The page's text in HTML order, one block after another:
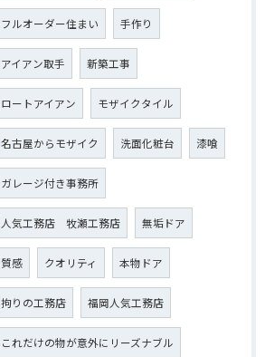
フルオーダー住まい 手作り
アイアン取手 新築工事
ロートアイアン モザイクタイル
名古屋からモザイク 洗面化粧台 漆喰
ガレージ付き事務所
人気工務店 牧瀬工務店 無垢ドア
質感 クオリティ 本物ドア
拘りの工務店 福岡人気工務店
これだけの物が意外にリーズナブル